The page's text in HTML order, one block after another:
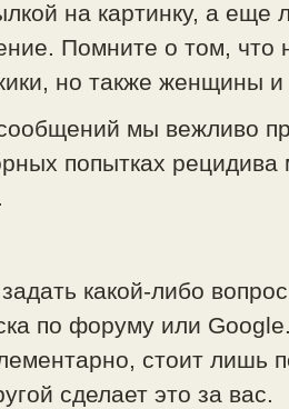
на картинку, а еще
Помните о том, что
но также женщины и
мы вежливо
попытках
какой-либо
по форуму или
стоит лишь
сделает это за вас.